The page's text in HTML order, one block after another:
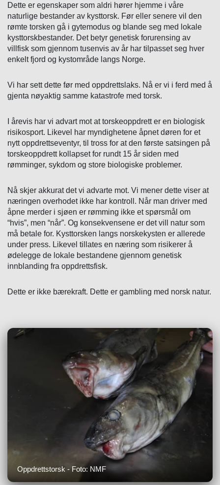
Dette er egenskaper som aldri hører hjemme i våre
naturlige bestander av kysttorsk. Før eller senere vil den
rømte torsken gå i gytemodus og blande seg med lokale
kysttorskbestander. Det betyr genetisk forurensing av
villfisk som gjennom tusenvis av år har tilpasset seg hver
enkelt fjord og kystområde langs Norge.
Vi har sett dette før med oppdrettslaks. Nå er vi i ferd med å
gjenta nøyaktig samme katastrofe med torsk.
I årevis har vi advart mot at torskeoppdrett er en biologisk
risikosport. Likevel har myndighetene åpnet døren for et
nytt oppdrettseventyr, til tross for at den første satsingen på
torskeoppdrett kollapset for rundt 15 år siden med
rømminger, sykdom og store biologiske problemer.
Nå skjer akkurat det vi advarte mot. Vi mener dette viser at
næringen overhodet ikke har kontroll. Når man driver med
åpne merder i sjøen er rømming ikke et spørsmål om
“hvis”, men “når”. Og konsekvensene er det vill natur som
må betale for. Kysttorsken langs norskekysten er allerede
under press. Likevel tillates en næring som risikerer å
ødelegge de lokale bestandene gjennom genetisk
innblanding fra oppdrettsfisk.
Dette er ikke bærekraft. Dette er gambling med norsk natur.
Oppdrettstorsk - Foto: NMF